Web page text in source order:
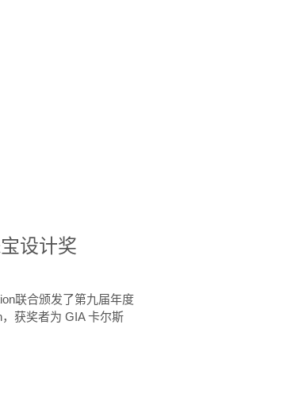
设计奖
联合颁发了第九届年度
获奖者为 GIA 卡尔斯